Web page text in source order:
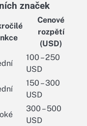
značek
Cenové
rozpětí
(USD)
100 – 250
USD
150 – 300
USD
300 – 500
USD